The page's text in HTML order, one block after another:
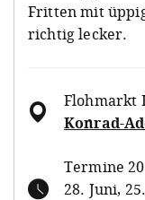
Fritten mit
richtig lecker.
Flohmarkt
Konrad-
Termine
28. Juni,